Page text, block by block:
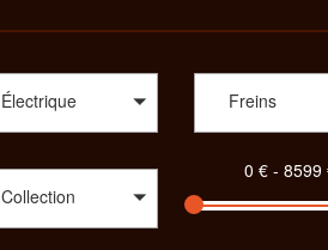
Électrique Freins
Collection